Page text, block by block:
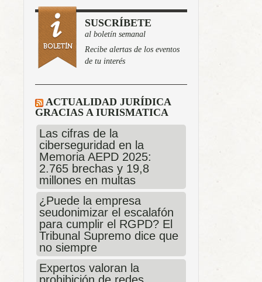
SUSCRÍBETE
al boletín semanal
Recibe alertas de los eventos
de tu interés
ACTUALIDAD JURÍDICA
GRACIAS A IURISMATICA
Las cifras de la
ciberseguridad en la
Memoria AEPD 2025:
2.765 brechas y 19,8
millones en multas
¿Puede la empresa
seudonimizar el escalafón
para cumplir el RGPD? El
Tribunal Supremo dice que
no siempre
Expertos valoran la